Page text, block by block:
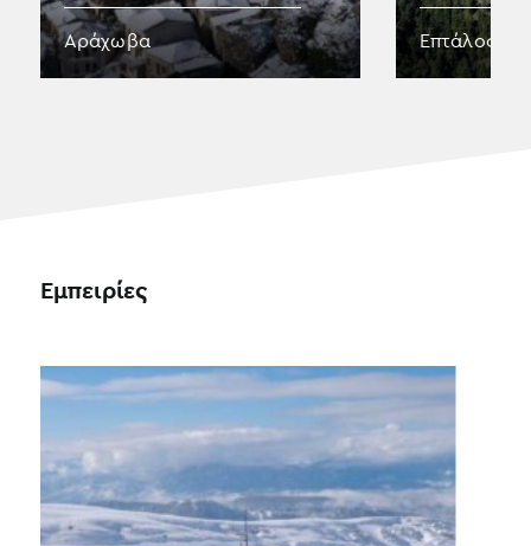
Αράχωβα Επτάλοφος
Εμπειρίες